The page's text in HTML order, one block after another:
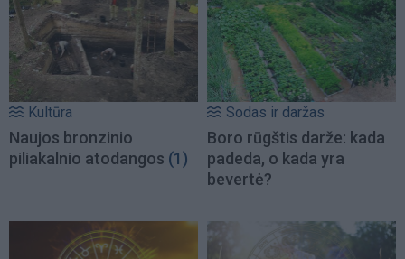
Kultūra
Naujos bronzinio
piliakalnio atodangos (1)
Sodas ir daržas
Boro rūgštis darže: kada
padeda, o kada yra
bevertė?